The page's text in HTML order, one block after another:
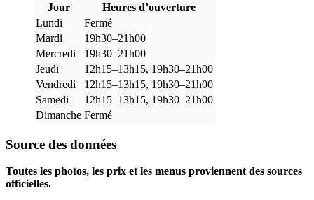
Jour
Heures d’ouverture
Lundi
Fermé
Mardi
19h30–21h00
Mercredi
19h30–21h00
Jeudi
12h15–13h15, 19h30–21h00
Vendredi
12h15–13h15, 19h30–21h00
Samedi
12h15–13h15, 19h30–21h00
Dimanche Fermé
Source des données
Toutes les photos, les prix et les menus proviennent des sources
officielles.